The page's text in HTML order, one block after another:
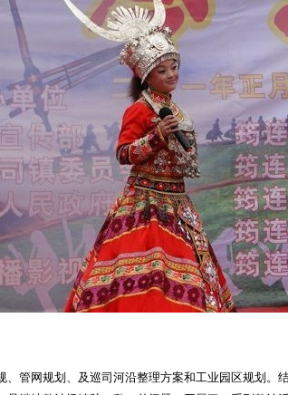
管网规划、及巡司河沿整理方案和工业园区规划。